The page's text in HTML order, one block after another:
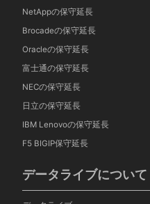
NetAppの保守延長
Brocadeの保守延長
Oracleの保守延長
富士通の保守延長
NECの保守延長
日立の保守延長
IBM Lenovoの保守延長
F5 BIGIP保守延長
データライブについて